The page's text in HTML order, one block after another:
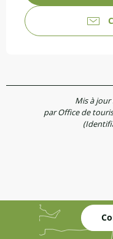
Mis à jour
par Office de